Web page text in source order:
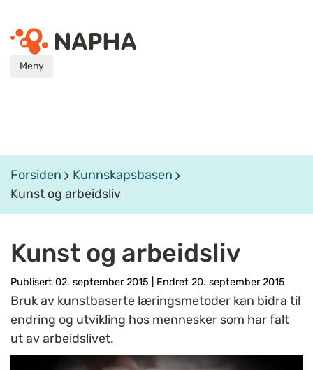
Meny
Forsiden
Kunnskapsbasen
Kunst og arbeidsliv
Kunst og arbeidsliv
Publisert 02. september 2015 Endret 20. september 2015
Bruk av kunstbaserte læringsmetoder kan bidra til
endring og utvikling hos mennesker som har falt
ut av arbeidslivet.